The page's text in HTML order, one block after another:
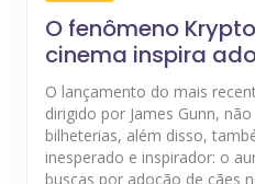
O fenômeno
cinema inspira
O lançamento do mais
dirigido por James Gunn,
bilheterias, além disso,
inesperado e inspirador: o
buscas por adoção de cães